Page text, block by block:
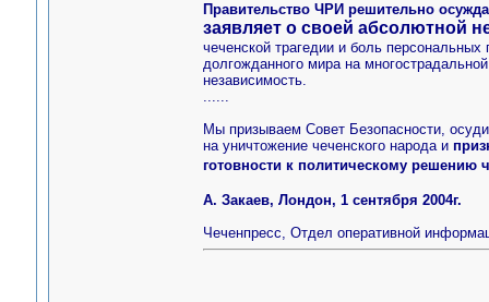
Правительство ЧРИ решительно
заявляет о своей абсолютной
чеченской трагедии и боль
долгожданного мира на
независимость.
......
Мы призываем Совет Безопасности,
на уничтожение чеченского народа и
готовности к политическому
А. Закаев, Лондон, 1 сентября 2004г.
Чеченпресс, Отдел оперативной